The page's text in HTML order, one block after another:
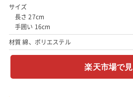
サイズ
長さ 27cm
手囲い 16cm
材質 綿、ポリエステル
楽天市場で